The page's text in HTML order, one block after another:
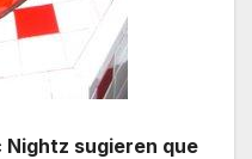
Nightz sugieren que